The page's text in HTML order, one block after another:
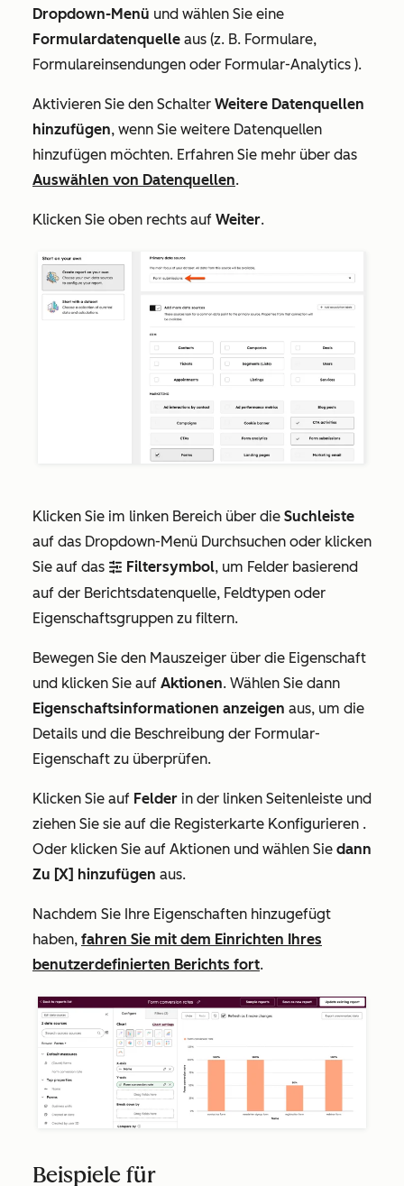
Dropdown-Menü und wählen Sie eine
Formulardatenquelle aus (z. B. Formulare,
Formulareinsendungen oder Formular-Analytics ).
Aktivieren Sie den Schalter Weitere Datenquellen
hinzufügen, wenn Sie weitere Datenquellen
hinzufügen möchten. Erfahren Sie mehr über das
Auswählen von Datenquellen.
Klicken Sie oben rechts auf Weiter.
Klicken Sie im linken Bereich über die Suchleiste
auf das Dropdown-Menü Durchsuchen oder klicken
Sie auf das filter Filtersymbol, um Felder basierend
auf der Berichtsdatenquelle, Feldtypen oder
Eigenschaftsgruppen zu filtern.
Bewegen Sie den Mauszeiger über die Eigenschaft
und klicken Sie auf Aktionen. Wählen Sie dann
Eigenschaftsinformationen anzeigen aus, um die
Details und die Beschreibung der Formular-
Eigenschaft zu überprüfen.
Klicken Sie auf Felder in der linken Seitenleiste und
ziehen Sie sie auf die Registerkarte Konfigurieren .
Oder klicken Sie auf Aktionen und wählen Sie dann
Zu [X] hinzufügen aus.
Nachdem Sie Ihre Eigenschaften hinzugefügt
haben, fahren Sie mit dem Einrichten Ihres
benutzerdefinierten Berichts fort.
Beispiele für